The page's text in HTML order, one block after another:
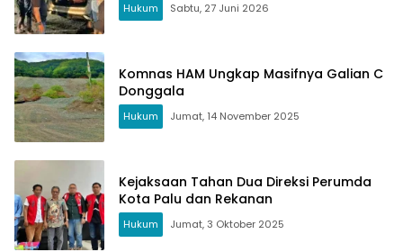
Hukum Sabtu, 27 Juni 2026
Komnas HAM Ungkap Masifnya Galian C
Donggala
Hukum Jumat, 14 November 2025
Kejaksaan Tahan Dua Direksi Perumda
Kota Palu dan Rekanan
Hukum Jumat, 3 Oktober 2025